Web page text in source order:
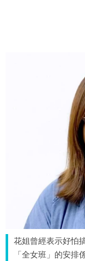
花姐曾經表示好怕
「全女班」的安排